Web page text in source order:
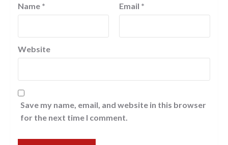
Name * Email *
Website
Save my name, email, and website in this browser
for the next time I comment.